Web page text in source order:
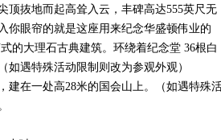
顶抜地而起高耸入云，丰碑高达555英尺无
你眼帘的就是这座用来纪念华盛顿伟业的
的大理石古典建筑。环绕着纪念堂 36根白
遇特殊活动限制则改为参观外观）
建在一处高28米的国会山上。（如遇特殊